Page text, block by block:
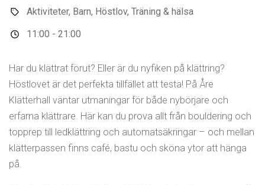
Aktiviteter, Barn, Höstlov, Träning & hälsa
11:00 - 21:00
Har du klättrat förut? Eller är du nyfiken på klättring?
Höstlovet är det perfekta tillfället att testa! På Åre
Klätterhall väntar utmaningar för både nybörjare och
erfarna klättrare. Här kan du prova allt från bouldering och
topprep till ledklättring och automatsäkringar – och mellan
klätterpassen finns café, bastu och sköna ytor att hänga
på.